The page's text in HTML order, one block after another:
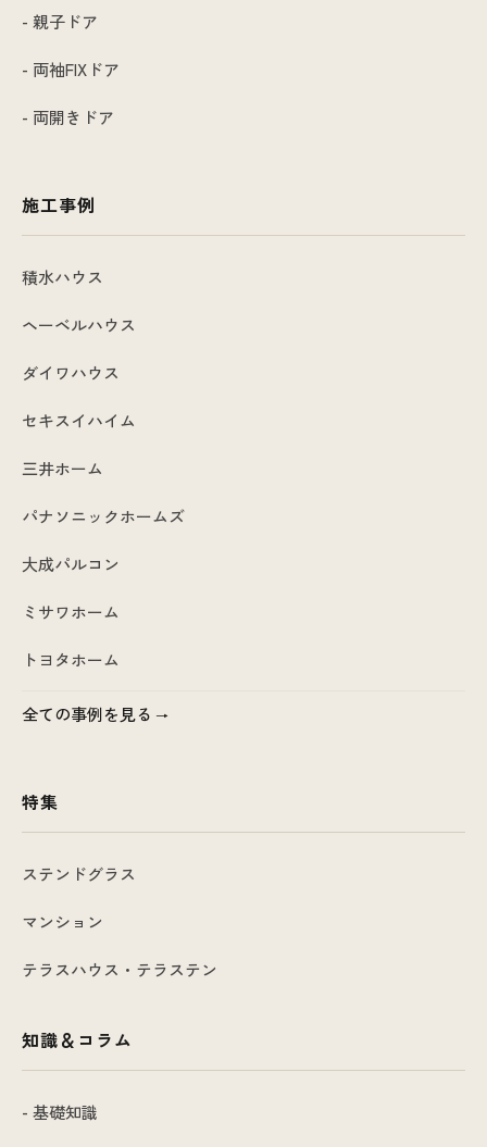
- 親子ドア
- 両袖FIXドア
- 両開きドア
施工事例
積水ハウス
ヘーベルハウス
ダイワハウス
セキスイハイム
三井ホーム
パナソニックホームズ
大成パルコン
ミサワホーム
トヨタホーム
全ての事例を見る
特集
ステンドグラス
マンション
テラスハウス・テラステン
知識＆コラム
- 基礎知識